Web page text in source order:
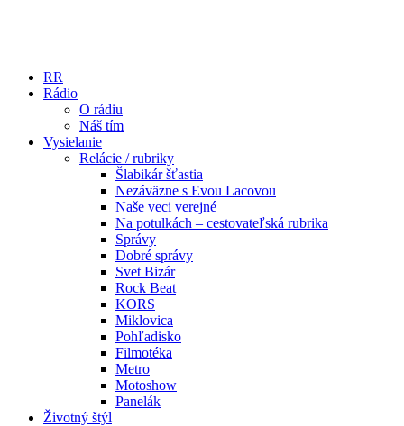
RR
Rádio
O rádiu
Náš tím
Vysielanie
Relácie / rubriky
Šlabikár šťastia
Nezáväzne s Evou Lacovou
Naše veci verejné
Na potulkách – cestovateľská rubrika
Správy
Dobré správy
Svet Bizár
Rock Beat
KORS
Miklovica
Pohľadisko
Filmotéka
Metro
Motoshow
Panelák
Životný štýl